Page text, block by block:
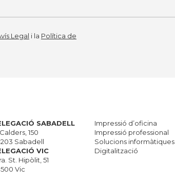
Legal i la Política de
SABADELL
150
Sabadell
VIC
St. Hipòlit, 51
Vic
Impressió d’oficina
Impressió professional
Solucions informàtiques
Digitalització